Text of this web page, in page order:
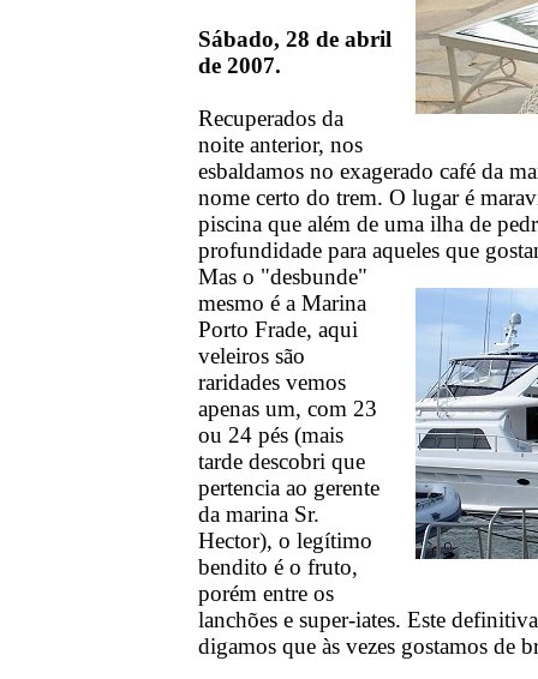
Sábado, 28 de abril
de 2007.
Recuperados da
noite anterior, nos
esbaldamos no exagerado café da
nome certo do trem. O lugar é
piscina que além de uma ilha de
profundidade para aqueles que
Mas o "desbunde"
mesmo é a Marina
Porto Frade, aqui
veleiros são
raridades vemos
apenas um, com 23
ou 24 pés (mais
tarde descobri que
pertencia ao gerente
da marina Sr.
Hector), o legítimo
bendito é o fruto,
porém entre os
lanchões e super-iates. Este
digamos que às vezes gostamos de